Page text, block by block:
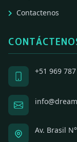
Contactenos
+51 969 787
Av. Brasil